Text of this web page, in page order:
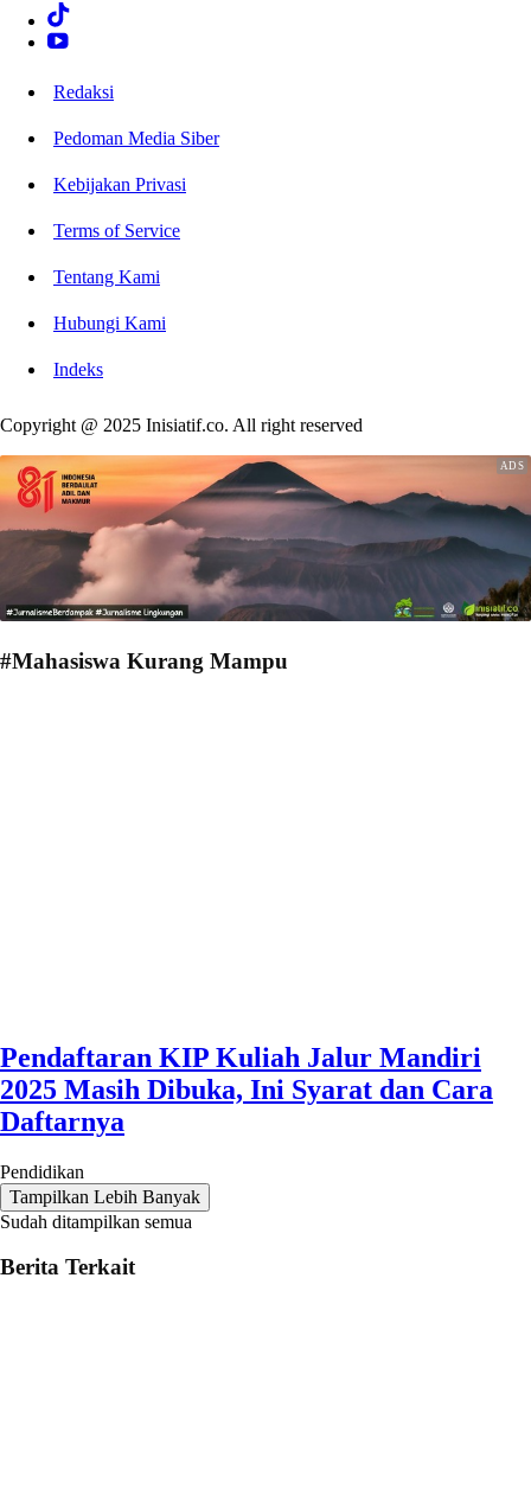
Redaksi
Pedoman Media Siber
Kebijakan Privasi
Terms of Service
Tentang Kami
Hubungi Kami
Indeks
Copyright @ 2025 Inisiatif.co. All right reserved
#Mahasiswa Kurang Mampu
Pendaftaran KIP Kuliah Jalur Mandiri
2025 Masih Dibuka, Ini Syarat dan Cara
Daftarnya
Pendidikan
Tampilkan Lebih Banyak
Sudah ditampilkan semua
Berita Terkait